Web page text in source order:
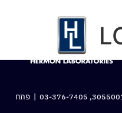
03-376-7405 | פתח